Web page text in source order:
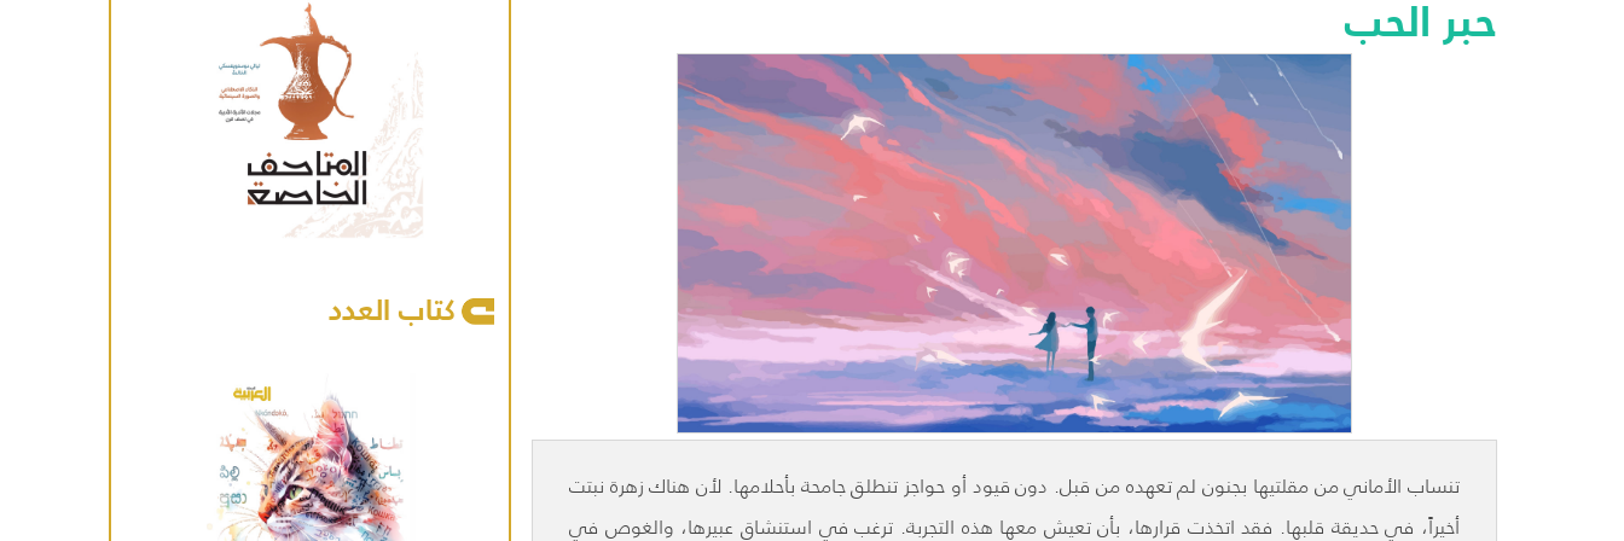
حبر الحب
تنساب الأماني من مقلتيها بجنون لم تعهده من قبل. دون قيود أو حواجز تنطلق جامحة بأحلامها. لأن هناك زهرة نبتت
أخيراً، في حديقة قلبها. فقد اتخذت قرارها، بأن تعيش معها هذه التجربة. ترغب في استنشاق عبيرها، والغوص في
كتاب العدد